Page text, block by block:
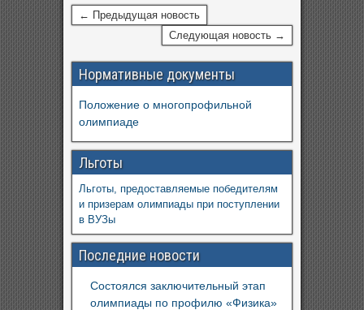
← Предыдущая новость
Следующая новость →
Нормативные документы
Положение о многопрофильной
олимпиаде
Льготы
Льготы, предоставляемые победителям
и призерам олимпиады при поступлении
в ВУЗы
Последние новости
Состоялся заключительный этап
олимпиады по профилю «Физика»